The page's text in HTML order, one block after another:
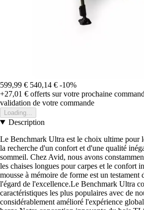
599,99 € 540,14 € -10%
+27,01 € offerts sur votre prochaine
validation de votre commande
Loading...
Description
Le Benchmark Ultra est le choix ultime pour
la recherche d'un confort et d'une qualité
sommeil. Chez Avid, nous avons
les chaises longues pour carpes et le confort
mousse à mémoire de forme est un testament
l'égard de l'excellence.Le Benchmark Ultra
caractéristiques les plus populaires avec de
considérablement amélioré l'expérience